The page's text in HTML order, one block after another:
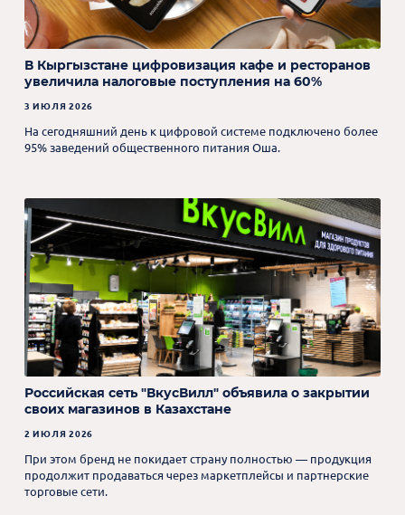
В Кыргызстане цифровизация кафе и ресторанов
увеличила налоговые поступления на 60%
3 ИЮЛЯ 2026
На сегодняшний день к цифровой системе подключено более
95% заведений общественного питания Оша.
Российская сеть "ВкусВилл" объявила о закрытии
своих магазинов в Казахстане
2 ИЮЛЯ 2026
При этом бренд не покидает страну полностью — продукция
продолжит продаваться через маркетплейсы и партнерские
торговые сети.